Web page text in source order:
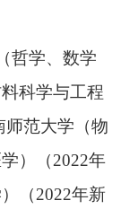
哲学、数学
科学与工程
师范大学（物
）（2022年
（2022年新